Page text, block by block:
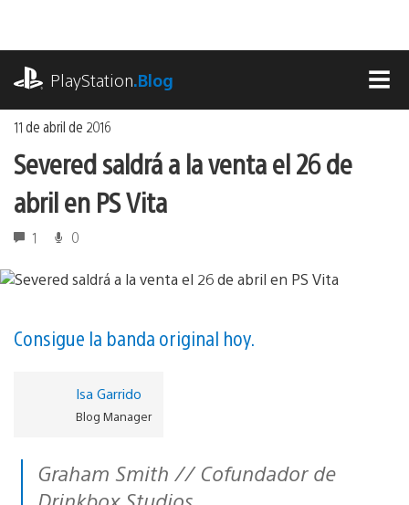
contenido
PlayStation.Blog
11 de abril de 2016
Severed saldrá a la venta el 26 de
abril en PS Vita
1 0
Consigue la banda original hoy.
Isa Garrido
Blog Manager
Graham Smith // Cofundador de
Drinkbox Studios